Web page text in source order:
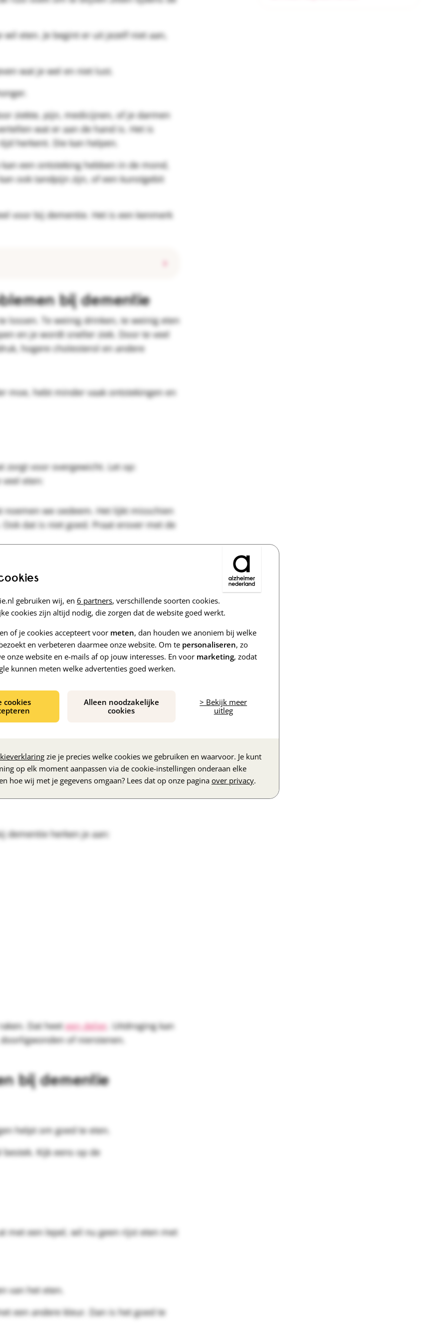
gebruiken wij, en 6 partners, verschillende soorten cookies.
cookies zijn altijd nodig, die zorgen dat de website goed werkt.
of je cookies accepteert voor meten, dan houden we anoniem bij welke
en verbeteren daarmee onze website. Om te personaliseren, zo
onze website en e-mails af op jouw interesses. En voor marketing, zodat
kunnen meten welke advertenties goed werken.
cookies
Alleen noodzakelijke
cookies
> Bekijk meer
uitleg
zie je precies welke cookies we gebruiken en waarvoor. Je kunt
op elk moment aanpassen via de cookie-instellingen onderaan elke
hoe wij met je gegevens omgaan? Lees dat op onze pagina over privacy.
eten. Je begint er uit jezelf niet aan,
wat je wel en niet lust.
ziekte, pijn, medicijnen, of je darmen
wat er aan de hand is. Het is
herkent. Die kan helpen.
een ontsteking hebben in de mond,
ook tandpijn zijn, of een kunstgebit
voor bij dementie. Het is een kenmerk
bij dementie
lossen. Te weinig drinken, te weinig eten
en je wordt sneller ziek. Door te veel
hogere cholesterol en andere
moe, hebt minder vaak ontstekingen en
zorgt voor overgewicht. Let op:
eten:
we oedeem. Het lijkt misschien
dat is niet goed. Praat erover met de
Het kan ook komen door te weinig
overgewicht? Bespreek met de
heeft de ander van het eigen gewicht?
persoon.
1,7 liter per dag te drinken. Bij
en warm weer maken het erger.
lichaam wél dorst heeft. De hersenen
dementie herken je aan:
Dat heeteen delier . Uitdroging kan
of nierstenen.
bij dementie
helpt om goed te eten.
Kijk eens op de
met een lepel, wil nu geen rijst eten met
van het eten.
een andere kleur. Dan is het goed te